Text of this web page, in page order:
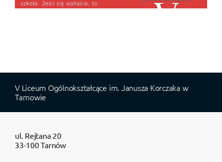
V Liceum Ogólnokształcące im. Janusza Korczaka w
Tarnowie
ul. Rejtana 20
33-100 Tarnów